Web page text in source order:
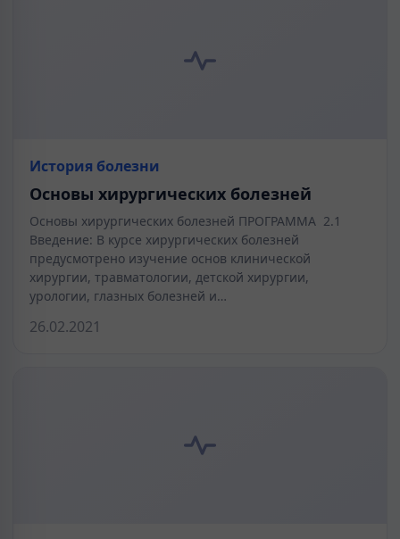
История болезни
Основы хирургических болезней
Основы хирургических болезней ПРОГРАММА 2.1
Введение: В курсе хирургических болезней
предусмотрено изучение основ клинической
хирургии, травматологии, детской хирургии,
урологии, глазных болезней и…
26.02.2021